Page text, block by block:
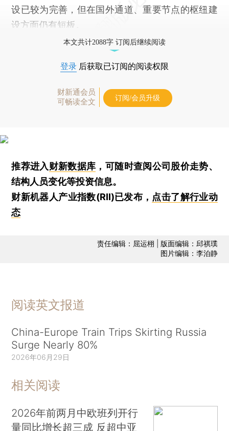
设已较为完善，但在国外通道、重要节点的枢纽建
设方面仍有短板。
本文共计2088字 订阅后继续阅读
登录 后获取已订阅的阅读权限
财新通会员
可畅读全文
订阅/会员升级
推荐进入财新数据库 ，可随时查阅公司股价走势、
结构人员变化等投资信息。
财新机器人产业指数(RII)已发布， 点击了解行业动
态
责任编辑：屈运栩 | 版面编辑：邱祺璞
图片编辑：李泊静
阅读英文报道
China-Europe Train Trips Skirting Russia
Surge Nearly 80%
2026年06月29日
相关阅读
2026年前两月中欧班列开行
量同比增长超三成 反超中亚